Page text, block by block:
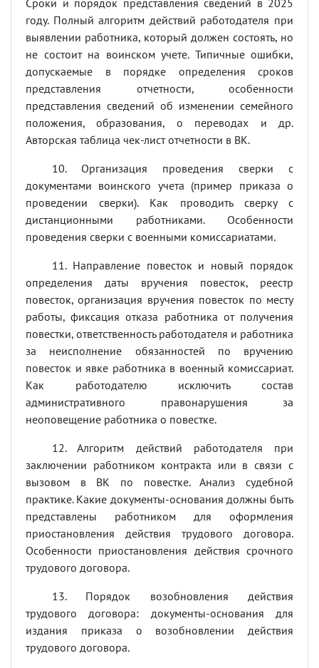
Сроки и порядок представления сведений в 2025
году. Полный алгоритм действий работодателя при
выявлении работника, который должен состоять, но
не состоит на воинском учете. Типичные ошибки,
допускаемые в порядке определения сроков
представления отчетности, особенности
представления сведений об изменении семейного
положения, образования, о переводах и др.
Авторская таблица чек-лист отчетности в ВК.
10. Организация проведения сверки с
документами воинского учета (пример приказа о
проведении сверки). Как проводить сверку с
дистанционными работниками. Особенности
проведения сверки с военными комиссариатами.
11. Направление повесток и новый порядок
определения даты вручения повесток, реестр
повесток, организация вручения повесток по месту
работы, фиксация отказа работника от получения
повестки, ответственность работодателя и работника
за неисполнение обязанностей по вручению
повесток и явке работника в военный комиссариат.
Как работодателю исключить состав
административного правонарушения за
неоповещение работника о повестке.
12. Алгоритм действий работодателя при
заключении работником контракта или в связи с
вызовом в ВК по повестке. Анализ судебной
практике. Какие документы-основания должны быть
представлены работником для оформления
приостановления действия трудового договора.
Особенности приостановления действия срочного
трудового договора.
13. Порядок возобновления действия
трудового договора: документы-основания для
издания приказа о возобновлении действия
трудового договора.